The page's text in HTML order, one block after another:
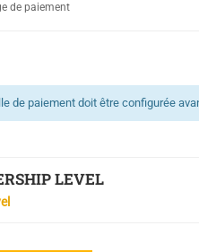
de paiement
de paiement doit être configurée
LEVEL